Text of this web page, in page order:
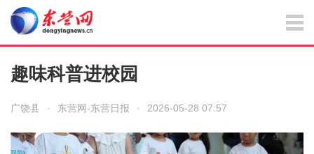
趣味科普进校园
广饶县 · 东营网-东营日报 · 2026-05-28 07:57